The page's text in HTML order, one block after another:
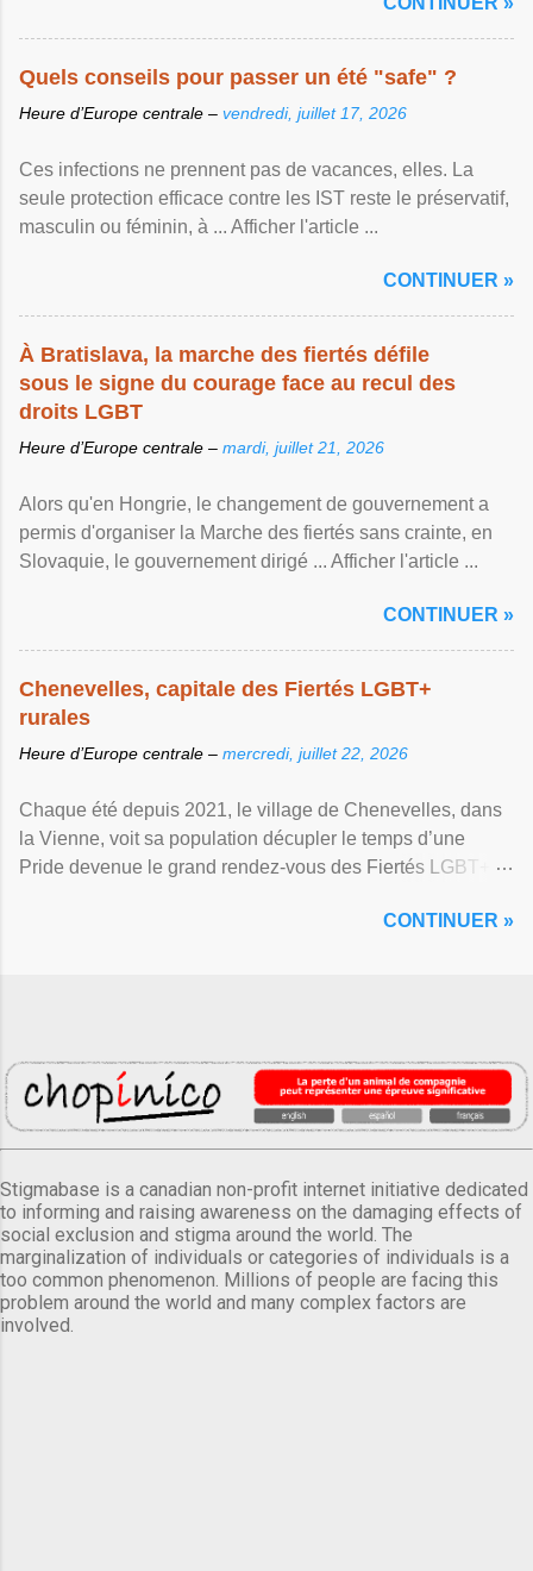
Quels conseils pour passer un été "safe" ?
Heure d’Europe centrale – vendredi, juillet 17, 2026
Ces infections ne prennent pas de vacances, elles. La
seule protection efficace contre les IST reste le préservatif,
masculin ou féminin, à ... Afficher l'article ...
CONTINUER »
À Bratislava, la marche des fiertés défile
sous le signe du courage face au recul des
droits LGBT
Heure d’Europe centrale – mardi, juillet 21, 2026
Alors qu'en Hongrie, le changement de gouvernement a
permis d'organiser la Marche des fiertés sans crainte, en
Slovaquie, le gouvernement dirigé ... Afficher l'article ...
CONTINUER »
Chenevelles, capitale des Fiertés LGBT+
rurales
Heure d’Europe centrale – mercredi, juillet 22, 2026
Chaque été depuis 2021, le village de Chenevelles, dans
la Vienne, voit sa population décupler le temps d’une
Pride devenue le grand rendez-vous des Fiertés LGBT+
CONTINUER »
Stigmabase is a canadian non-profit internet initiative dedicated
to informing and raising awareness on the damaging effects of
social exclusion and stigma around the world. The
marginalization of individuals or categories of individuals is a
too common phenomenon. Millions of people are facing this
problem around the world and many complex factors are
involved.